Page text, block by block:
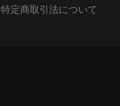
特定商取引法について